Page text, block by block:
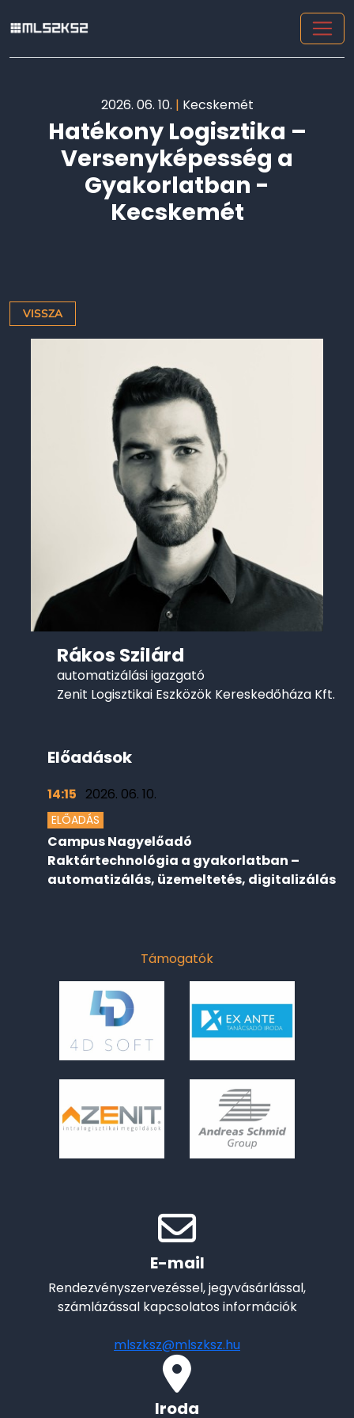
2026. 06. 10. | Kecskemét
Hatékony Logisztika –
Versenyképesség a
Gyakorlatban -
Kecskemét
VISSZA
Rákos Szilárd
automatizálási igazgató
Zenit Logisztikai Eszközök Kereskedőháza Kft.
Előadások
14:15 2026. 06. 10.
ELŐADÁS
Campus Nagyelőadó
Raktártechnológia a gyakorlatban –
automatizálás, üzemeltetés, digitalizálás
Támogatók
E-mail
Rendezvényszervezéssel, jegyvásárlással,
számlázással kapcsolatos információk
mlszksz@mlszksz.hu
Iroda